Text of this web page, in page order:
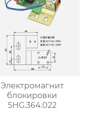
Электромагнит
блокировки
5HG.364.022